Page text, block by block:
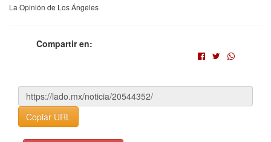
La Opinión de Los Ángeles
Compartir en:
Copiar URL